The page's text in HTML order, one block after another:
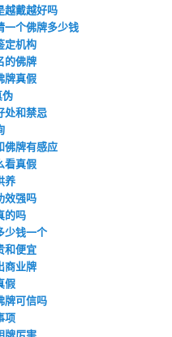
越戴越好吗
一个佛牌多少钱
定机构
的佛牌
牌真假
处和禁忌
佛牌有感应
看真假
养
效强吗
的吗
少钱一个
和便宜
商业牌
假
牌可信吗
项
牌厉害